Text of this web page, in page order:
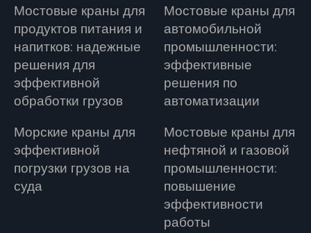
Мостовые краны для
продуктов питания и
напитков: надежные
решения для
эффективной
обработки грузов
Мостовые краны для
автомобильной
промышленности:
эффективные
решения по
автоматизации
Морские краны для
эффективной
погрузки грузов на
суда
Мостовые краны для
нефтяной и газовой
промышленности:
повышение
эффективности
работы